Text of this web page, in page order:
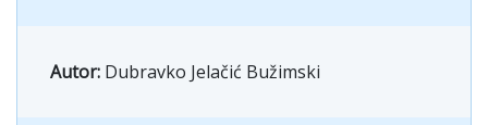
Autor: Dubravko Jelačić Bužimski